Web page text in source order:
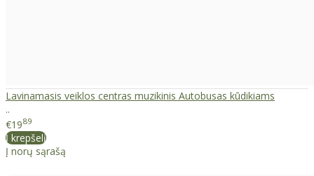
Lavinamasis veiklos centras muzikinis Autobusas kūdikiams
..
€1989
Į krepšelį
Į norų sąrašą